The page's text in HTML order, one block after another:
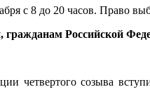
с 8 до 20 часов. Право
гражданам Российской
четвертого созыва